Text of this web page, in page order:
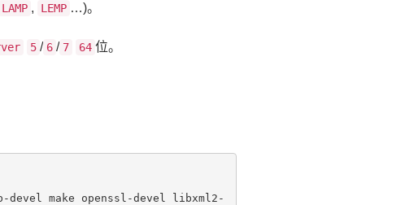
LAMP , LEMP …)。
5 / 6 / 7 64 位。
make openssl-devel libxml2-